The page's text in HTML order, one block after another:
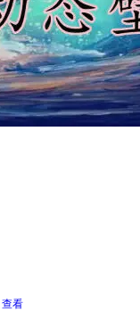
查看